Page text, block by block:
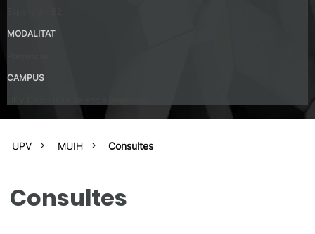
MODALITAT
CAMPUS
UPV MUIH Consultes
Consultes